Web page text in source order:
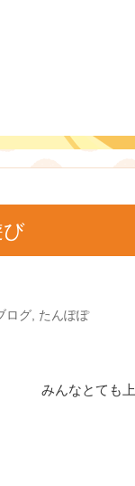
ログ, たんぽぽ
みんなとても